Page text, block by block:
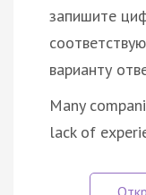
запишите
варианту
Many
lack of